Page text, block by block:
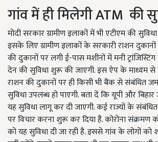
गांव में ही मिलेगी ATM की
मोदी सरकार ग्रामीण इलाकों में भी एटीएम की
इसके लिए ग्रामीण इलाकों के सरकारी राशन
की दुकानों पर लगी ई-पास मशीनों में मनी
देन की सुविधा शुरू की जाएगी. इस ऐप के माध्यम से
राशन की दुकानों पर ही किसी भी बैंक से संबंधित
सुविधा उपलब्ध हो पाएगी. बता दें कि यूपी और
यह सुविधा लागू कर दी जाएगी. कई राज्यों के
पर विचार करना शुरू कर दिया है. कोरोना संक्रमण
को यह सुविधा दी जा रही है. इससे गांव के लोगों